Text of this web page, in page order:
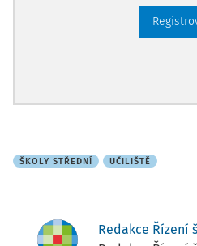
ŠKOLY STŘEDNÍ UČILIŠTĚ
Redakce Řízení